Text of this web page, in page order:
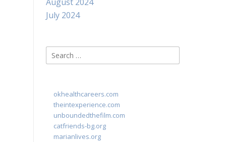
July 2024
Search
for:
okhealthcareers.com
theintexperience.com
unboundedthefilm.com
catfriends-bg.org
marianlives.org